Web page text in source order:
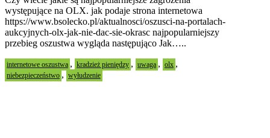
występujące na OLX. jak podaje strona internetowa
https://www.bsolecko.pl/aktualnosci/oszusci-na-portalach-
aukcyjnych-olx-jak-nie-dac-sie-okrasc najpopularniejszy
przebieg oszustwa wygląda następująco Jak…..
internetowe oszustwa , kradzież pieniędzy , uwaga , olx ,
niebezpieczeństwo , wyłudzenie